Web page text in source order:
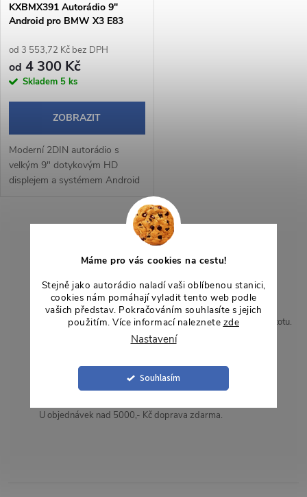
Máme pro vás cookies na cestu!
Stejně jako autorádio naladí vaši oblíbenou stanici,
cookies nám pomáhají vyladit tento web podle
vašich představ. Pokračováním souhlasíte s jejich
použitím. Více informací naleznete zde
Nastavení
Souhlasím
KXBMX391 Autorádio 9"
Android pro BMW X3 E83
od 3 553,72 Kč bez DPH
od 4 300 Kč
Skladem 5 ks
ZOBRAZIT
Moderní 2DIN autorádio s
velkým 9" dotykovým HD
displejem a systémem Android
Bezdrátové Apple CarPlay a
Česká podpora
2letá záruka
Garance kvality a dlouhodobá ochrana pro vaše pohodlí a jistotu.
Ihned k dispozici pro rychlé odeslání, bez čekání.
U objednávek nad 5000,- Kč doprava zdarma.